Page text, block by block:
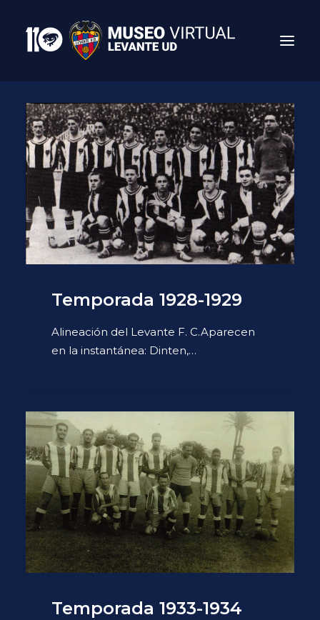
Search
Temporada 1928-1929
Alineación del Levante F. C.Aparecen
en la instantánea: Dinten,…
Temporada 1933-1934